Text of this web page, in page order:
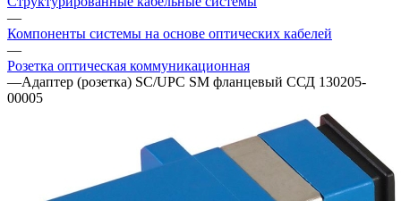
—
Компоненты системы на основе оптических кабелей
—
Розетка оптическая коммуникационная
—Адаптер (розетка) SC/UPC SM фланцевый ССД 130205-
00005